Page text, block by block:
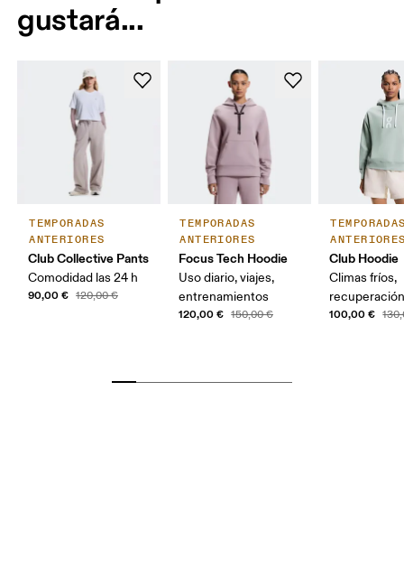
gustará...
TEMPORADAS
ANTERIORES
Club Collective Pants
Comodidad las 24 h
90,00 € 120,00 €
TEMPORADAS
ANTERIORES
Focus Tech Hoodie
Uso diario, viajes,
entrenamientos
120,00 € 150,00 €
Club Hoodie
Climas fríos,
100,00 €